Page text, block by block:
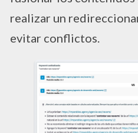
realizar un
evitar conflictos.